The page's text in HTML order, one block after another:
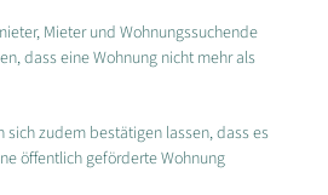
Mieter und Wohnungssuchende
dass eine Wohnung nicht mehr als
sich zudem bestätigen lassen, dass es
öffentlich geförderte Wohnung